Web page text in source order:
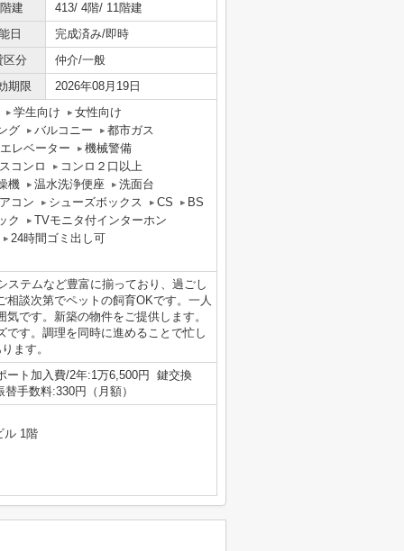
建
413/ 4階/ 11階建
日
完成済み/即時
区分
仲介/一般
期限
2026年08月19日
学生向け
女性向け
グ
バルコニー
都市ガス
エレベーター
機械警備
コンロ
コンロ２口以上
機
温水洗浄便座
洗面台
コン
シューズボックス CS
BS
ク
TVモニタ付インターホン
24時間ゴミ出し可
ステムなど豊富に揃っており、過ごし
談次第でペットの飼育OKです。一人
です。新築の物件をご提供します。
す。調理を同時に進めることで忙し
ます。
ート加入費/2年:1万6,500円 鍵交換
手数料:330円（月額）
ル 1階